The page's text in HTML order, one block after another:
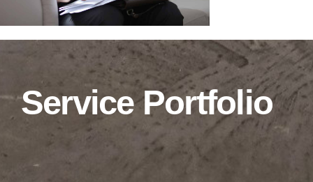
Service Portfolio